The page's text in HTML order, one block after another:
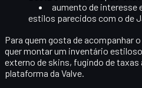
aumento de interesse
estilos parecidos com o de
Para quem gosta de acompanhar
quer montar um inventário
externo de skins, fugindo de
plataforma da Valve.